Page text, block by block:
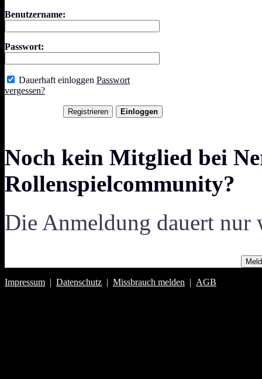
Benutzername:
Passwort:
Dauerhaft einloggen Passwort
vergessen?
Noch kein Mitglied bei
Rollenspielcommunity?
Die Anmeldung dauert
Impressum | Datenschutz | Missbrauch melden | AGB